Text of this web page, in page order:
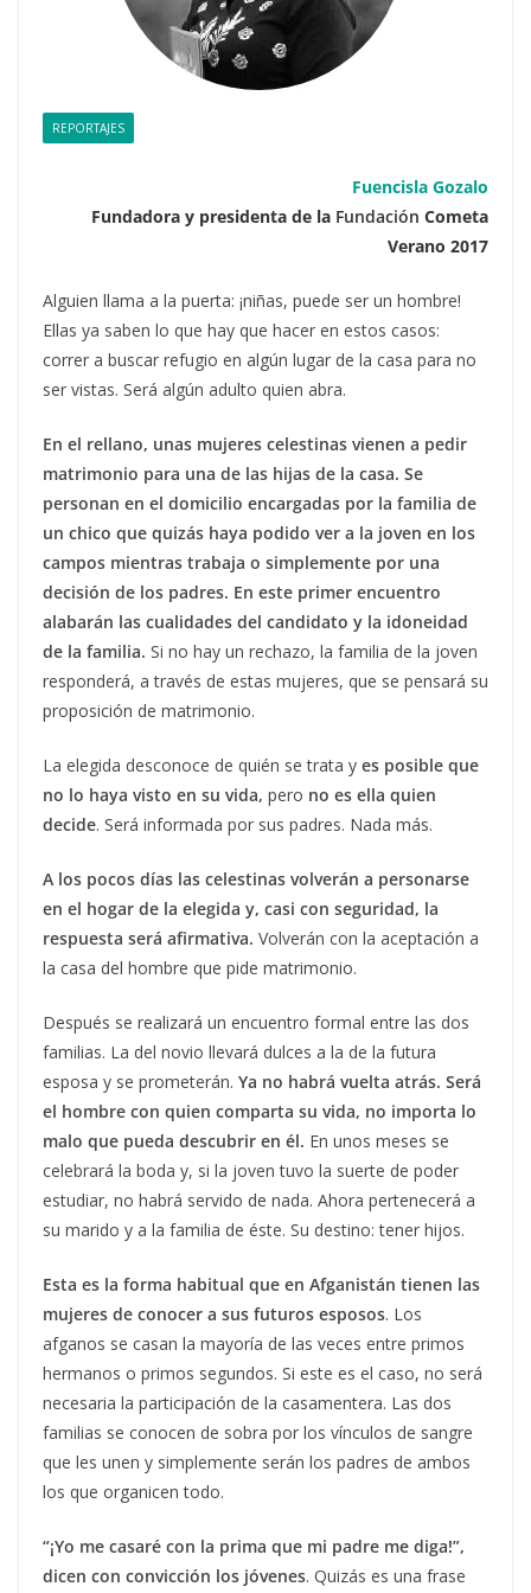
REPORTAJES
Fuencisla Gozalo
Fundadora y presidenta de la Fundación Cometa
Verano 2017
Alguien llama a la puerta: ¡niñas, puede ser un hombre!
Ellas ya saben lo que hay que hacer en estos casos:
correr a buscar refugio en algún lugar de la casa para no
ser vistas. Será algún adulto quien abra.
En el rellano, unas mujeres celestinas vienen a pedir
matrimonio para una de las hijas de la casa. Se
personan en el domicilio encargadas por la familia de
un chico que quizás haya podido ver a la joven en los
campos mientras trabaja o simplemente por una
decisión de los padres. En este primer encuentro
alabarán las cualidades del candidato y la idoneidad
de la familia. Si no hay un rechazo, la familia de la joven
responderá, a través de estas mujeres, que se pensará su
proposición de matrimonio.
La elegida desconoce de quién se trata y es posible que
no lo haya visto en su vida, pero no es ella quien
decide. Será informada por sus padres. Nada más.
A los pocos días las celestinas volverán a personarse
en el hogar de la elegida y, casi con seguridad, la
respuesta será afirmativa. Volverán con la aceptación a
la casa del hombre que pide matrimonio.
Después se realizará un encuentro formal entre las dos
familias. La del novio llevará dulces a la de la futura
esposa y se prometerán. Ya no habrá vuelta atrás. Será
el hombre con quien comparta su vida, no importa lo
malo que pueda descubrir en él. En unos meses se
celebrará la boda y, si la joven tuvo la suerte de poder
estudiar, no habrá servido de nada. Ahora pertenecerá a
su marido y a la familia de éste. Su destino: tener hijos.
Esta es la forma habitual que en Afganistán tienen las
mujeres de conocer a sus futuros esposos. Los
afganos se casan la mayoría de las veces entre primos
hermanos o primos segundos. Si este es el caso, no será
necesaria la participación de la casamentera. Las dos
familias se conocen de sobra por los vínculos de sangre
que les unen y simplemente serán los padres de ambos
los que organicen todo.
“¡Yo me casaré con la prima que mi padre me diga!”,
dicen con convicción los jóvenes. Quizás es una frase